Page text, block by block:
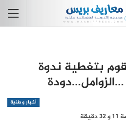
بتغطية ندوة
أخبار وطنية